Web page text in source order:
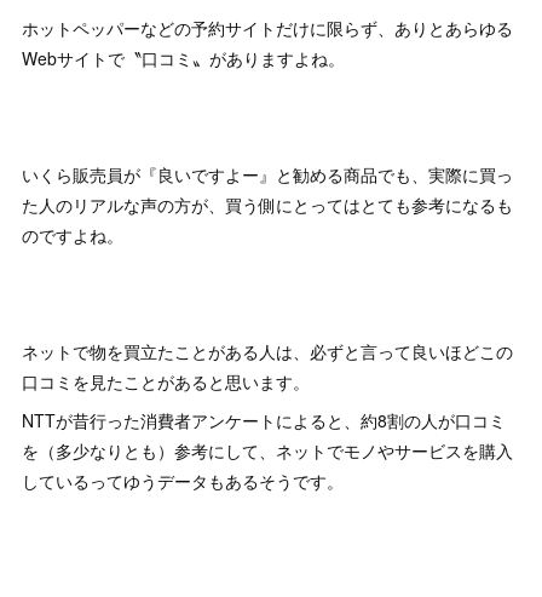
ホットペッパーなどの予約サイトだけに限らず、ありとあらゆる
Webサイトで〝口コミ〟がありますよね。
いくら販売員が『良いですよー』と勧める商品でも、実際に買っ
た人のリアルな声の方が、買う側にとってはとても参考になるも
のですよね。
ネットで物を買立たことがある人は、必ずと言って良いほどこの
口コミを見たことがあると思います。
NTTが昔行った消費者アンケートによると、約8割の人が口コミ
を（多少なりとも）参考にして、ネットでモノやサービスを購入
しているってゆうデータもあるそうです。